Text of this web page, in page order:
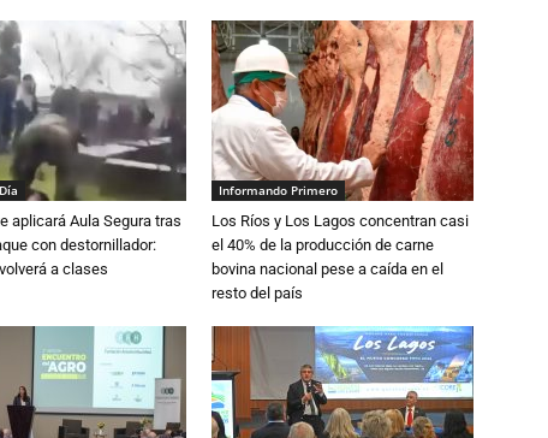
aplicará Aula Segura tras
con destornillador:
a clases
Informando Primero
Los Ríos y Los Lagos concentran casi
el 40% de la producción de carne
bovina nacional pese a caída en el
resto del país